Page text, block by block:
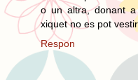
o un altra, donant
xiquet no es pot
Respon